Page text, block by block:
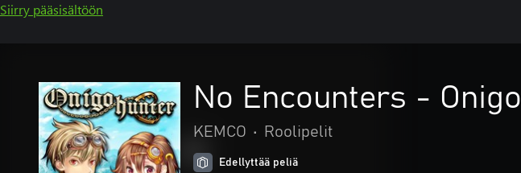
Siirry pääsisältöön
No Encounters -
KEMCO • Roolipelit
Edellyttää peliä